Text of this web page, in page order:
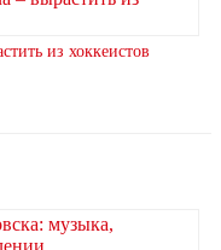
из хоккеистов